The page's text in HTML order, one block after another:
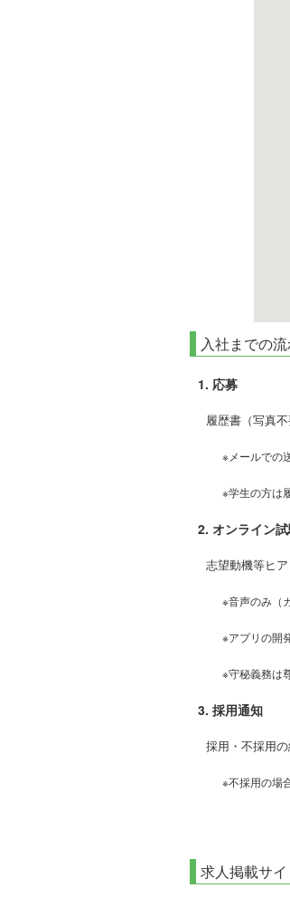
入社までの
1. 応募
履歴書（写真
※メールでの
※学生の方は
2. オンライン
志望動機等ヒ
※音声のみ（
※アプリの開
※守秘義務は
3. 採用通知
採用・不採用の
※不採用の場
求人掲載サイ